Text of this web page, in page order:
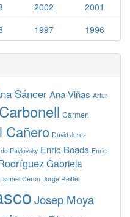
2002
2001
1997 1996
SáncerAna Viñas Artur
Carmen
Cañero David Jerez
Pavlovsky Enric Boada Enric
Gabriela
Ismael Cerón Jorge Reitter
Josep Moya